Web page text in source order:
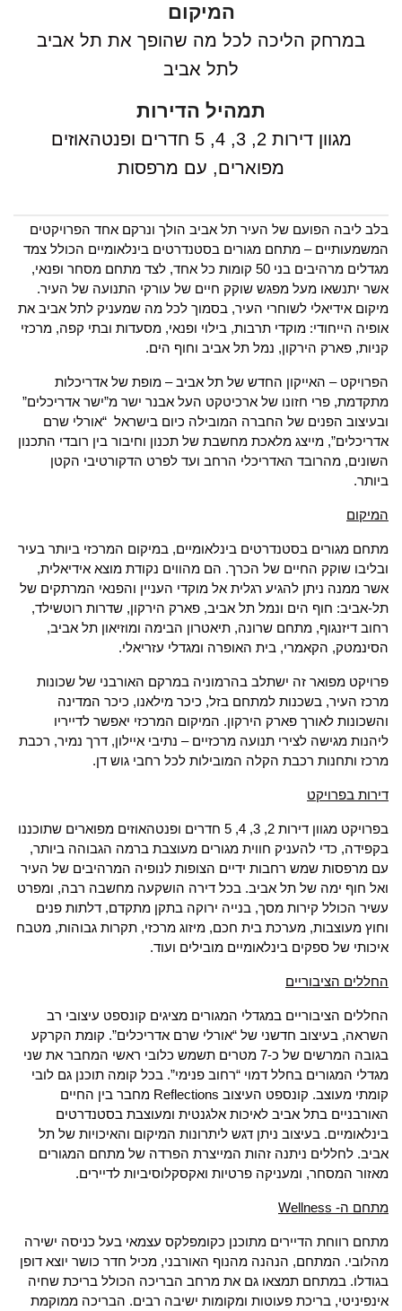
המיקום
במרחק הליכה לכל מה שהופך את תל אביב
לתל אביב
תמהיל הדירות
מגוון דירות 2, 3, 4, 5 חדרים ופנטהאוזים
מפוארים, עם מרפסות
בלב ליבה הפועם של העיר תל אביב הולך ונרקם אחד הפרויקטים
המשמעותיים – מתחם מגורים בסטנדרטים בינלאומיים הכולל צמד
מגדלים מרהיבים בני 50 קומות כל אחד, לצד מתחם מסחר ופנאי,
אשר יתנשאו מעל מפגש שוקק חיים של עורקי התנועה של העיר.
מיקום אידיאלי לשוחרי העיר, בסמוך לכל מה שמעניק לתל אביב את
אופיה הייחודי: מוקדי תרבות, בילוי ופנאי, מסעדות ובתי קפה, מרכזי
קניות, פארק הירקון, נמל תל אביב וחוף הים.
הפרויקט – האייקון החדש של תל אביב – מופת של אדריכלות
מתקדמת, פרי חזונו של ארכיטקט העל אבנר ישר מ”ישר אדריכלים”
ובעיצוב הפנים של החברה המובילה כיום בישראל “אורלי שרם
אדריכלים”, מייצג מלאכת מחשבת של תכנון וחיבור בין רובדי התכנון
השונים, מהרובד האדריכלי הרחב ועד לפרט הדקורטיבי הקטן
ביותר.
המיקום
מתחם מגורים בסטנדרטים בינלאומיים, במיקום המרכזי ביותר בעיר
ובליבו שוקק החיים של הכרך. הם מהווים נקודת מוצא אידיאלית,
אשר ממנה ניתן להגיע רגלית אל מוקדי העניין והפנאי המרתקים של
תל-אביב: חוף הים ונמל תל אביב, פארק הירקון, שדרות רוטשילד,
רחוב דיזנגוף, מתחם שרונה, תיאטרון הבימה ומוזיאון תל אביב,
הסינמטק, הקאמרי, בית האופרה ומגדלי עזריאלי.
פרויקט מפואר זה ישתלב בהרמוניה במרקם האורבני של שכונות
מרכז העיר, בשכנות למתחם בזל, כיכר מילאנו, כיכר המדינה
והשכונות לאורך פארק הירקון. המיקום המרכזי יאפשר לדייריו
ליהנות מגישה לצירי תנועה מרכזיים – נתיבי איילון, דרך נמיר, רכבת
מרכז ותחנות רכבת הקלה המובילות לכל רחבי גוש דן.
דירות בפרויקט
בפרויקט מגוון דירות 2, 3, 4, 5 חדרים ופנטהאוזים מפוארים שתוכננו
בקפידה, כדי להעניק חווית מגורים מעוצבת ברמה הגבוהה ביותר,
עם מרפסות שמש רחבות ידיים הצופות לנופיה המרהיבים של העיר
ואל חוף ימה של תל אביב. בכל דירה הושקעה מחשבה רבה, ומפרט
עשיר הכולל קירות מסך, בנייה ירוקה בתקן מתקדם, דלתות פנים
וחוץ מעוצבות, מערכת בית חכם, מיזוג מרכזי, תקרות גבוהות, מטבח
איכותי של ספקים בינלאומיים מובילים ועוד.
החללים הציבוריים
החללים הציבוריים במגדלי המגורים מציגים קונספט עיצובי רב
השראה, בעיצוב חדשני של “אורלי שרם אדריכלים”. קומת הקרקע
בגובה המרשים של כ-7 מטרים תשמש כלובי ראשי המחבר את שני
מגדלי המגורים בחלל דמוי “רחוב פנימי”. בכל קומה תוכנן גם לובי
קומתי מעוצב. קונספט העיצוב Reflections מחבר בין החיים
האורבניים בתל אביב לאיכות אלגנטית ומעוצבת בסטנדרטים
בינלאומיים. בעיצוב ניתן דגש ליתרונות המיקום והאיכויות של תל
אביב. לחללים ניתנה זהות המייצרת הפרדה של מתחם המגורים
מאזור המסחר, ומעניקה פרטיות ואקסקלוסיביות לדיירים.
מתחם ה- Wellness
מתחם רווחת הדיירים מתוכנן כקומפלקס עצמאי בעל כניסה ישירה
מהלובי. המתחם, הנהנה מהנוף האורבני, מכיל חדר כושר יוצא דופן
בגודלו. במתחם תמצאו גם את מרחב הבריכה הכולל בריכת שחיה
אינפיניטי, בריכת פעוטות ומקומות ישיבה רבים. הבריכה ממוקמת